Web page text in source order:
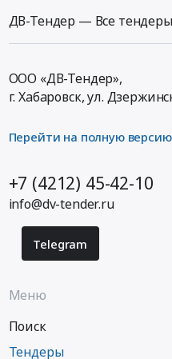
ДВ-Тендер — Все
ООО «ДВ-Тендер»,
г. Хабаровск,ул.
Перейти на полную
+7 (4212) 45-42-10
info@dv-tender.ru
Telegram
Меню
Поиск
Тендеры